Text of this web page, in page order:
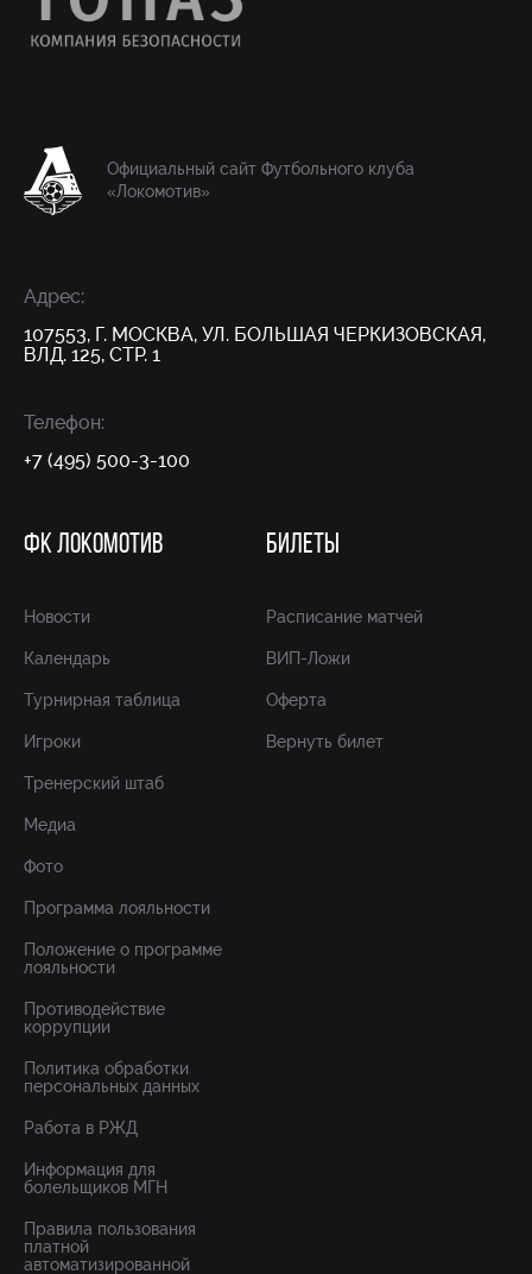
Официальный сайт Футбольного клуба
«Локомотив»
Адрес:
107553, Г. МОСКВА, УЛ. БОЛЬШАЯ ЧЕРКИЗОВСКАЯ,
ВЛД. 125, СТР. 1
Телефон:
+7 (495) 500-3-100
ФК ЛОКОМОТИВ
Новости
Календарь
Турнирная таблица
Игроки
Тренерский штаб
Медиа
Фото
Программа лояльности
Положение о программе
лояльности
Противодействие
коррупции
Политика обработки
персональных данных
Работа в РЖД
Информация для
болельщиков МГН
Правила пользования
платной
автоматизированной
БИЛЕТЫ
Расписание матчей
ВИП-Ложи
Оферта
Вернуть билет